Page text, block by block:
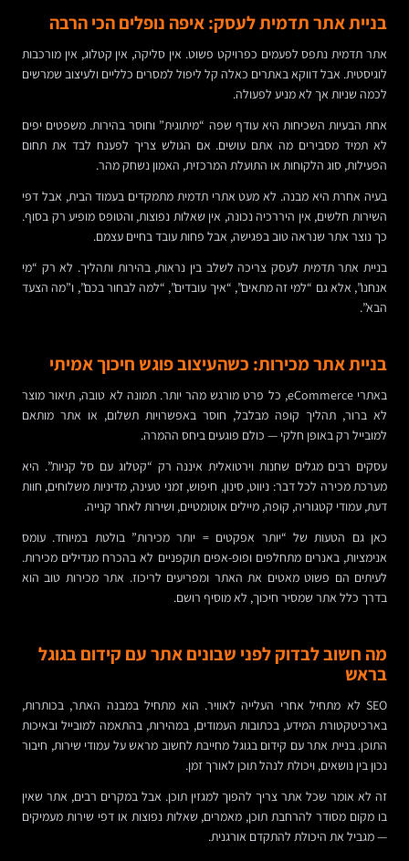
בניית אתר תדמית לעסק: איפה נופלים הכי הרבה
אתר תדמית נתפס לפעמים כפרויקט פשוט. אין סליקה, אין קטלוג, אין מורכבות
לוגיסטית. אבל דווקא באתרים כאלה קל ליפול למסרים כלליים ולעיצוב שמרשים
לכמה שניות אך לא מניע לפעולה.
אחת הבעיות השכיחות היא עודף שפה “מיתוגית” וחוסר בהירות. משפטים יפים
לא תמיד מסבירים מה אתם עושים. אם הגולש צריך לפענח לבד את תחום
הפעילות, סוג הלקוחות או התועלת המרכזית, האמון נשחק מהר.
בעיה אחרת היא מבנה. לא מעט אתרי תדמית מתמקדים בעמוד הבית, אבל דפי
השירות חלשים, אין היררכיה נכונה, אין שאלות נפוצות, והטופס מופיע רק בסוף.
כך נוצר אתר שנראה טוב בפגישה, אבל פחות עובד בחיים עצמם.
בניית אתר תדמית לעסק צריכה לשלב בין נראות, בהירות ותהליך. לא רק “מי
אנחנו”, אלא גם “למי זה מתאים”, “איך עובדים”, “למה לבחור בכם”, ו”מה הצעד
הבא”.
בניית אתר מכירות: כשהעיצוב פוגש חיכוך אמיתי
באתרי eCommerce, כל פרט מורגש מהר יותר. תמונה לא טובה, תיאור מוצר
לא ברור, תהליך קופה מבלבל, חוסר באפשרויות תשלום, או אתר מותאם
למובייל רק באופן חלקי — כולם פוגעים ביחס ההמרה.
עסקים רבים מגלים שחנות וירטואלית איננה רק “קטלוג עם סל קניות”. היא
מערכת מכירה לכל דבר: ניווט, סינון, חיפוש, זמני טעינה, מדיניות משלוחים, חוות
דעת, עמודי קטגוריה, קופה, מיילים אוטומטיים, ושירות לאחר קנייה.
כאן גם הטעות של “יותר אפקטים = יותר מכירות” בולטת במיוחד. עומס
אנימציות, באנרים מתחלפים ופופ-אפים תוקפניים לא בהכרח מגדילים מכירות.
לעיתים הם פשוט מאטים את האתר ומפריעים לריכוז. אתר מכירות טוב הוא
בדרך כלל אתר שמסיר חיכוך, לא מוסיף רושם.
מה חשוב לבדוק לפני שבונים אתר עם קידום בגוגל
בראש
SEO לא מתחיל אחרי העלייה לאוויר. הוא מתחיל במבנה האתר, בכותרות,
בארכיטקטורת המידע, בכתובות העמודים, במהירות, בהתאמה למובייל ובאיכות
התוכן. בניית אתר עם קידום בגוגל מחייבת לחשוב מראש על עמודי שירות, חיבור
נכון בין נושאים, ויכולת לנהל תוכן לאורך זמן.
זה לא אומר שכל אתר צריך להפוך למגזין תוכן. אבל במקרים רבים, אתר שאין
בו מקום מסודר להרחבת תוכן, מאמרים, שאלות נפוצות או דפי שירות מעמיקים
— מגביל את היכולת להתקדם אורגנית.